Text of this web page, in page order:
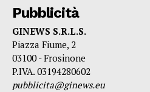
Pubblicità
GINEWS S.R.L.S.
Piazza Fiume, 2
03100 - Frosinone
P.IVA. 03194280602
pubblicita@ginews.eu